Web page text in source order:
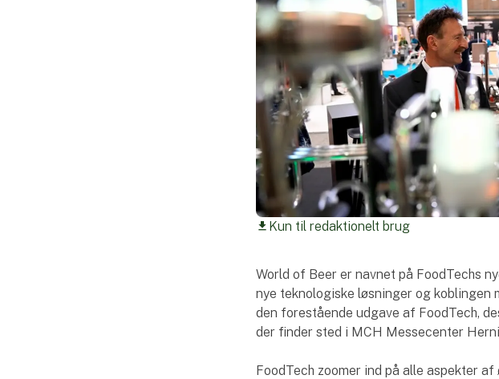
download Kun til redaktionelt brug
World of Beer er navnet på FoodTechs
nye teknologiske løsninger og koblingen
den forestående udgave af FoodTech,
der finder sted i MCH Messecenter
FoodTech zoomer ind på alle aspekter